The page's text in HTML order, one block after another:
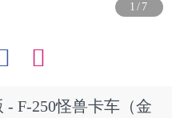
1/7
- F-250怪兽卡车（金